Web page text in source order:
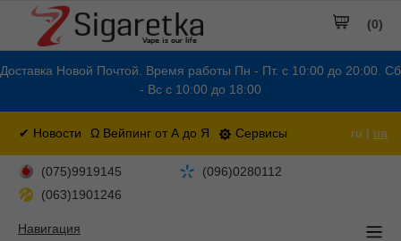
Доставка Новой Почтой. Время работы Пн - Пт. с 10:00 до 20:00. Сб
- Вс с 10:00 до 18:00
✔ Новости Ω Вейпинг от А до Я Сервисы ru | ua
(0)
(075)9919145
(096)0280112
(063)1901246
Навигация